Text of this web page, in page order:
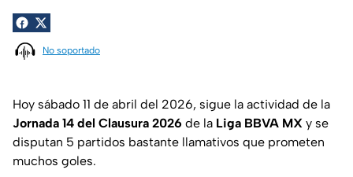
No soportado
Hoy sábado 11 de abril del 2026, sigue la actividad de la
Jornada 14 del Clausura 2026 de la Liga BBVA MX y se
disputan 5 partidos bastante llamativos que prometen
muchos goles.